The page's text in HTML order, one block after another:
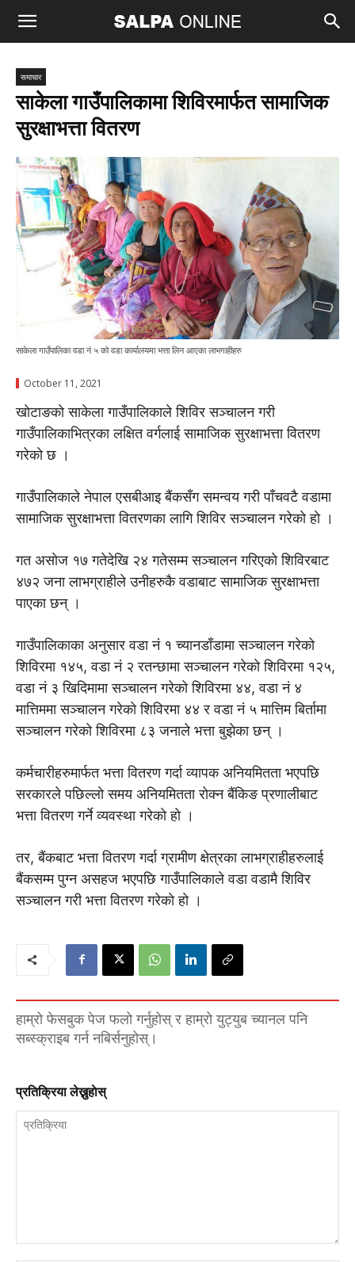
समाचार
साकेला गाउँपालिकामा शिविरमार्फत सामाजिक
सुरक्षाभत्ता वितरण
साकेला गाउँपालिका वडा नं ५ को वडा कार्यालयमा भत्ता लिन आएका लाभगाहीहरु
October 11, 2021
खाेटाङकाे साकेला गाउँपालिकाले शिविर सञ्चालन गरी
गाउँपालिकाभित्रका लक्षित वर्गलाई सामाजिक सुरक्षाभत्ता वितरण
गरेकाे छ ।
गाउँपालिकाले नेपाल एसबीआइ बैंकसँग समन्वय गरी पाँचवटै वडामा
सामाजिक सुरक्षाभत्ता वितरणका लागि शिविर सञ्चालन गरेकाे हाे ।
गत असाेज १७ गतेदेखि २४ गतेसम्म सञ्चालन गरिएकाे शिविरबाट
४७२ जना लाभग्राहीले उनीहरुकै वडाबाट सामाजिक सुरक्षाभत्ता
पाएका छन् ।
गाउँपालिकाका अनुसार वडा नं १ च्यानडाँडामा सञ्चालन गरेको
शिविरमा १४५, वडा नं २ रतन्छामा सञ्चालन गरेको शिविरमा १२५,
वडा नं ३ खिदिमामा सञ्चालन गरेको शिविरमा ४४, वडा नं ४
मात्तिममा सञ्चालन गरेको शिविरमा ४४ र वडा नं ५ मात्तिम बिर्तामा
सञ्चालन गरेको शिविरमा ८३ जनाले भत्ता बुझेका छन् ।
कर्मचारीहरुमार्फत भत्ता वितरण गर्दा व्यापक अनियमितता भएपछि
सरकारले पछिल्लाे समय अनियमितता राेक्न बैंकिङ प्रणालीबाट
भत्ता वितरण गर्ने व्यवस्था गरेकाे हाे ।
तर, बैंकबाट भत्ता वितरण गर्दा ग्रामीण क्षेत्रका लाभग्राहीहरुलाई
बैंकसम्म पुग्न असहज भएपछि गाउँपालिकाले वडा वडामै शिविर
सञ्चालन गरी भत्ता वितरण गरेकाे हाे ।
हाम्रो फेसबुक पेज फलो गर्नुहोस् र हाम्रो युट्युब च्यानल पनि
सब्स्क्राइब गर्न नबिर्सनुहोस्।
प्रतिक्रिया लेख्नुहाेस्